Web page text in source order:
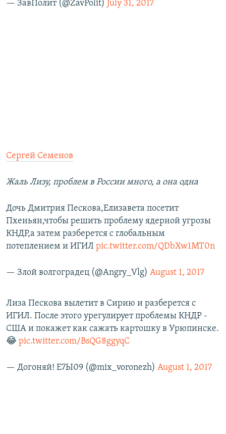
— ЗавПолит (@ZavPolit) July 31, 2017
Сергей Семенов
Жаль Лизу, проблем в России много, а она одна
Дочь Дмитрия Пескова,Елизавета посетит
Пхеньян,чтобы решить проблему ядерной угрозы
КНДР,а затем разберется с глобальным
потеплением и ИГИЛ pic.twitter.com/QDbXw1MT0n
— Злой волгоградец (@Angry_Vlg) August 1, 2017
Лиза Пескова вылетит в Сирию и разберется с
ИГИЛ. После этого урегулирует проблемы КНДР -
США и покажет как сажать картошку в Урюпинске.
😂 pic.twitter.com/BsQG8ggyqC
— Догоняй! Е7Ы09 (@mix_voronezh) August 1, 2017